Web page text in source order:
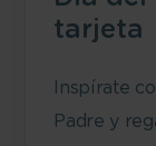
tarjeta
Inspírate
Padre y